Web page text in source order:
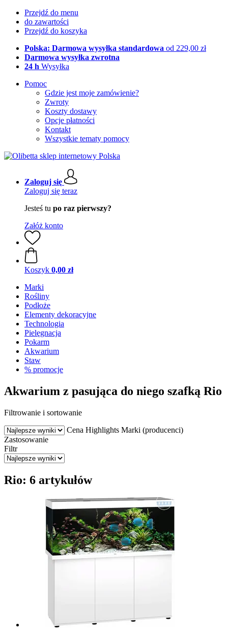
Przejdź do menu
do zawartości
Przejdź do koszyka
Polska: Darmowa wysyłka standardowa od 229,00 zł
Darmowa wysyłka zwrotna
24 h Wysyłka
Pomoc
Gdzie jest moje zamówienie?
Zwroty
Koszty dostawy
Opcje płatności
Kontakt
Wszystkie tematy pomocy
Zaloguj się
Zaloguj się teraz
Jesteś tu po raz pierwszy?
Załóż konto
Koszyk 0,00 zł
Marki
Rośliny
Podłoże
Elementy dekoracyjne
Technologia
Pielęgnacja
Pokarm
Akwarium
Staw
% promocje
Akwarium z pasująca do niego szafką Rio
Filtrowanie i sortowanie
Cena Highlights Marki (producenci)
Zastosowanie
Filtr
Rio: 6 artykułów